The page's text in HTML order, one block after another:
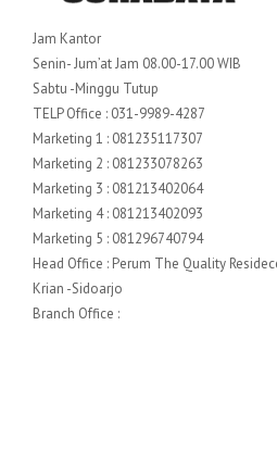
Jam Kantor
Senin- Jum’at Jam 08.00-17.00 WIB
Sabtu -Minggu Tutup
TELP Office : 031-9989-4287
Marketing 1 : 081235117307
Marketing 2 : 081233078263
Marketing 3 : 081213402064
Marketing 4 : 081213402093
Marketing 5 : 081296740794
Head Office : Perum The Quality
Krian -Sidoarjo
Branch Office :